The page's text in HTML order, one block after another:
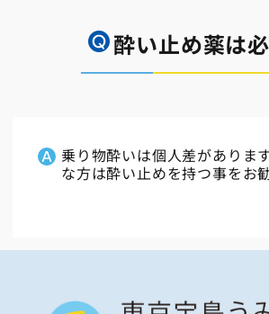
酔い止め薬は
乗り物酔いは個人差がありま
な方は酔い止めを持つ事をお